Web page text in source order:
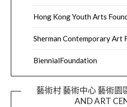
Hong Kong Youth Arts
Sherman Contemporary Art
BiennialFoundation
藝術村 藝術中心 藝術園
AND ART